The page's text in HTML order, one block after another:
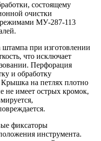
состоящему
очистки
режимами МУ-287-113
штампа при изготовлении
что исключает
Перфорация
и обработку
на петлях плотно
не имеет острых кромок,
фиксаторы
инструмента.